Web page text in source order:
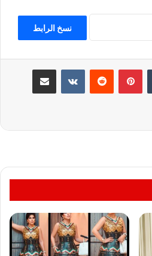
نسخ الرابط
بينتيريست مشاركة عبر البريد